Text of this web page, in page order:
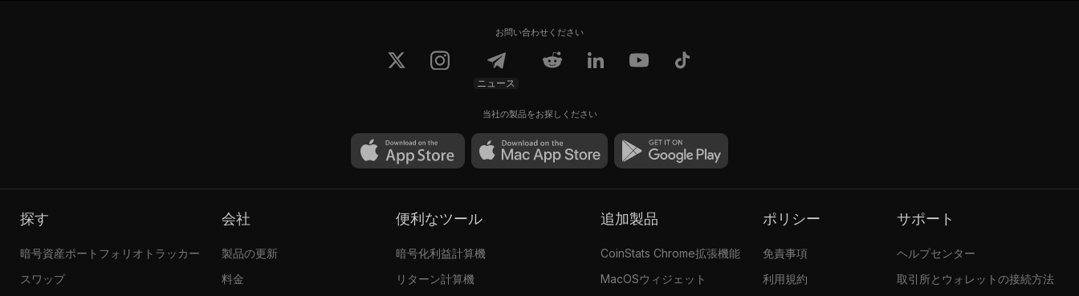
お問い合わせください
ニュース
当社の製品をお探しください
探す
暗号資産ポートフォリオトラッカー
スワップ
会社
製品の更新
料金
便利なツール
暗号化利益計算機
リターン計算機
追加製品
CoinStats Chrome拡張機能
MacOSウィジェット
ポリシー
免責事項
利用規約
サポート
ヘルプセンター
取引所とウォレットの接続方法